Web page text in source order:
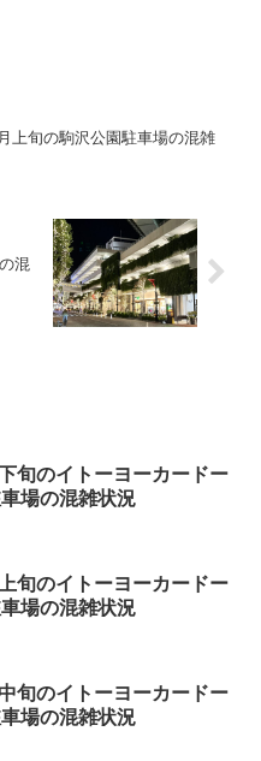
上旬の駒沢公園駐車場の混雑
混
旬のイトーヨーカードー
場の混雑状況
旬のイトーヨーカードー
場の混雑状況
旬のイトーヨーカードー
場の混雑状況